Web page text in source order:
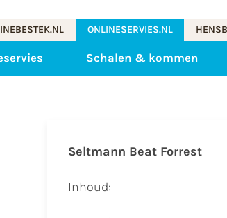
ONLINESERVIES.NL
Schalen & kommen
Seltmann Beat Forrest
Inhoud: